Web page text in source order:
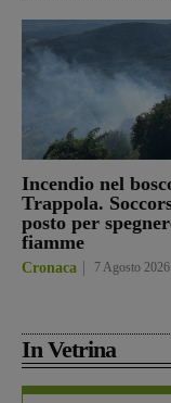
Incendio nel
Trappola.
posto per
fiamme
Cronaca 7 Agosto 2026
In Vetrina